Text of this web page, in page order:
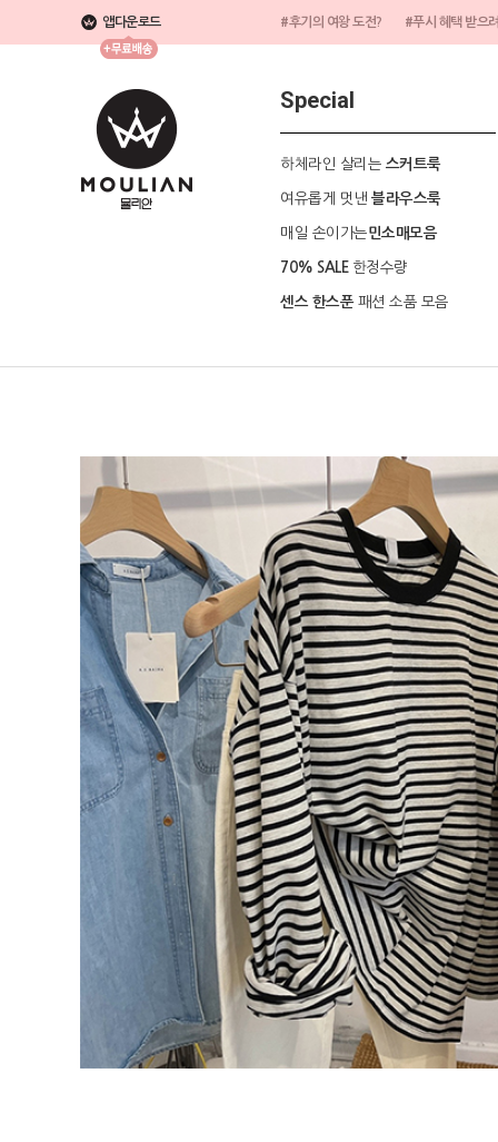
앱다운로드 #후기의 여왕 도전? #푸시 혜택 받으
Special
하체라인 살리는 스커트룩
여유롭게 멋낸 블라우스룩
매일 손이가는민소매모음
70% SALE 한정수량
센스 한스푼패션 소품 모음